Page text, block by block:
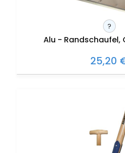
?
Alu - Randschaufel,
25,20